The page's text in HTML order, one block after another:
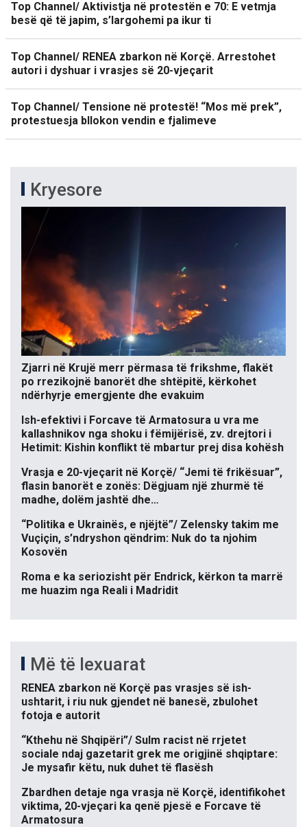
Top Channel/ Aktivistja në protestën e 70: E vetmja
besë që të japim, s’largohemi pa ikur ti
Top Channel/ RENEA zbarkon në Korçë. Arrestohet
autori i dyshuar i vrasjes së 20-vjeçarit
Top Channel/ Tensione në protestë! “Mos më prek”,
protestuesja bllokon vendin e fjalimeve
Kryesore
Zjarri në Krujë merr përmasa të frikshme, flakët
po rrezikojnë banorët dhe shtëpitë, kërkohet
ndërhyrje emergjente dhe evakuim
Ish-efektivi i Forcave të Armatosura u vra me
kallashnikov nga shoku i fëmijërisë, zv. drejtori i
Hetimit: Kishin konflikt të mbartur prej disa kohësh
Vrasja e 20-vjeçarit në Korçë/ “Jemi të frikësuar”,
flasin banorët e zonës: Dëgjuam një zhurmë të
madhe, dolëm jashtë dhe…
“Politika e Ukrainës, e njëjtë”/ Zelensky takim me
Vuçiçin, s’ndryshon qëndrim: Nuk do ta njohim
Kosovën
Roma e ka seriozisht për Endrick, kërkon ta marrë
me huazim nga Reali i Madridit
Më të lexuarat
RENEA zbarkon në Korçë pas vrasjes së ish-
ushtarit, i riu nuk gjendet në banesë, zbulohet
fotoja e autorit
“Kthehu në Shqipëri”/ Sulm racist në rrjetet
sociale ndaj gazetarit grek me origjinë shqiptare:
Je mysafir këtu, nuk duhet të flasësh
Zbardhen detaje nga vrasja në Korçë, identifikohet
viktima, 20-vjeçari ka qenë pjesë e Forcave të
Armatosura